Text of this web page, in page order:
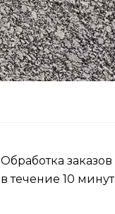
Обработка заказов
в течение 10 минут